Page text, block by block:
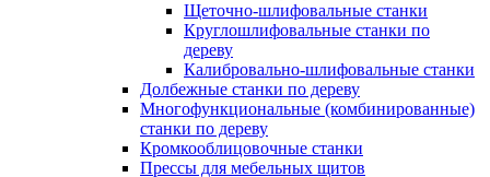
Щеточно-шлифовальные станки
Круглошлифовальные станки по
дереву
Калибровально-шлифовальные станки
Долбежные станки по дереву
Многофункциональные (комбинированные)
станки по дереву
Кромкооблицовочные станки
Прессы для мебельных щитов